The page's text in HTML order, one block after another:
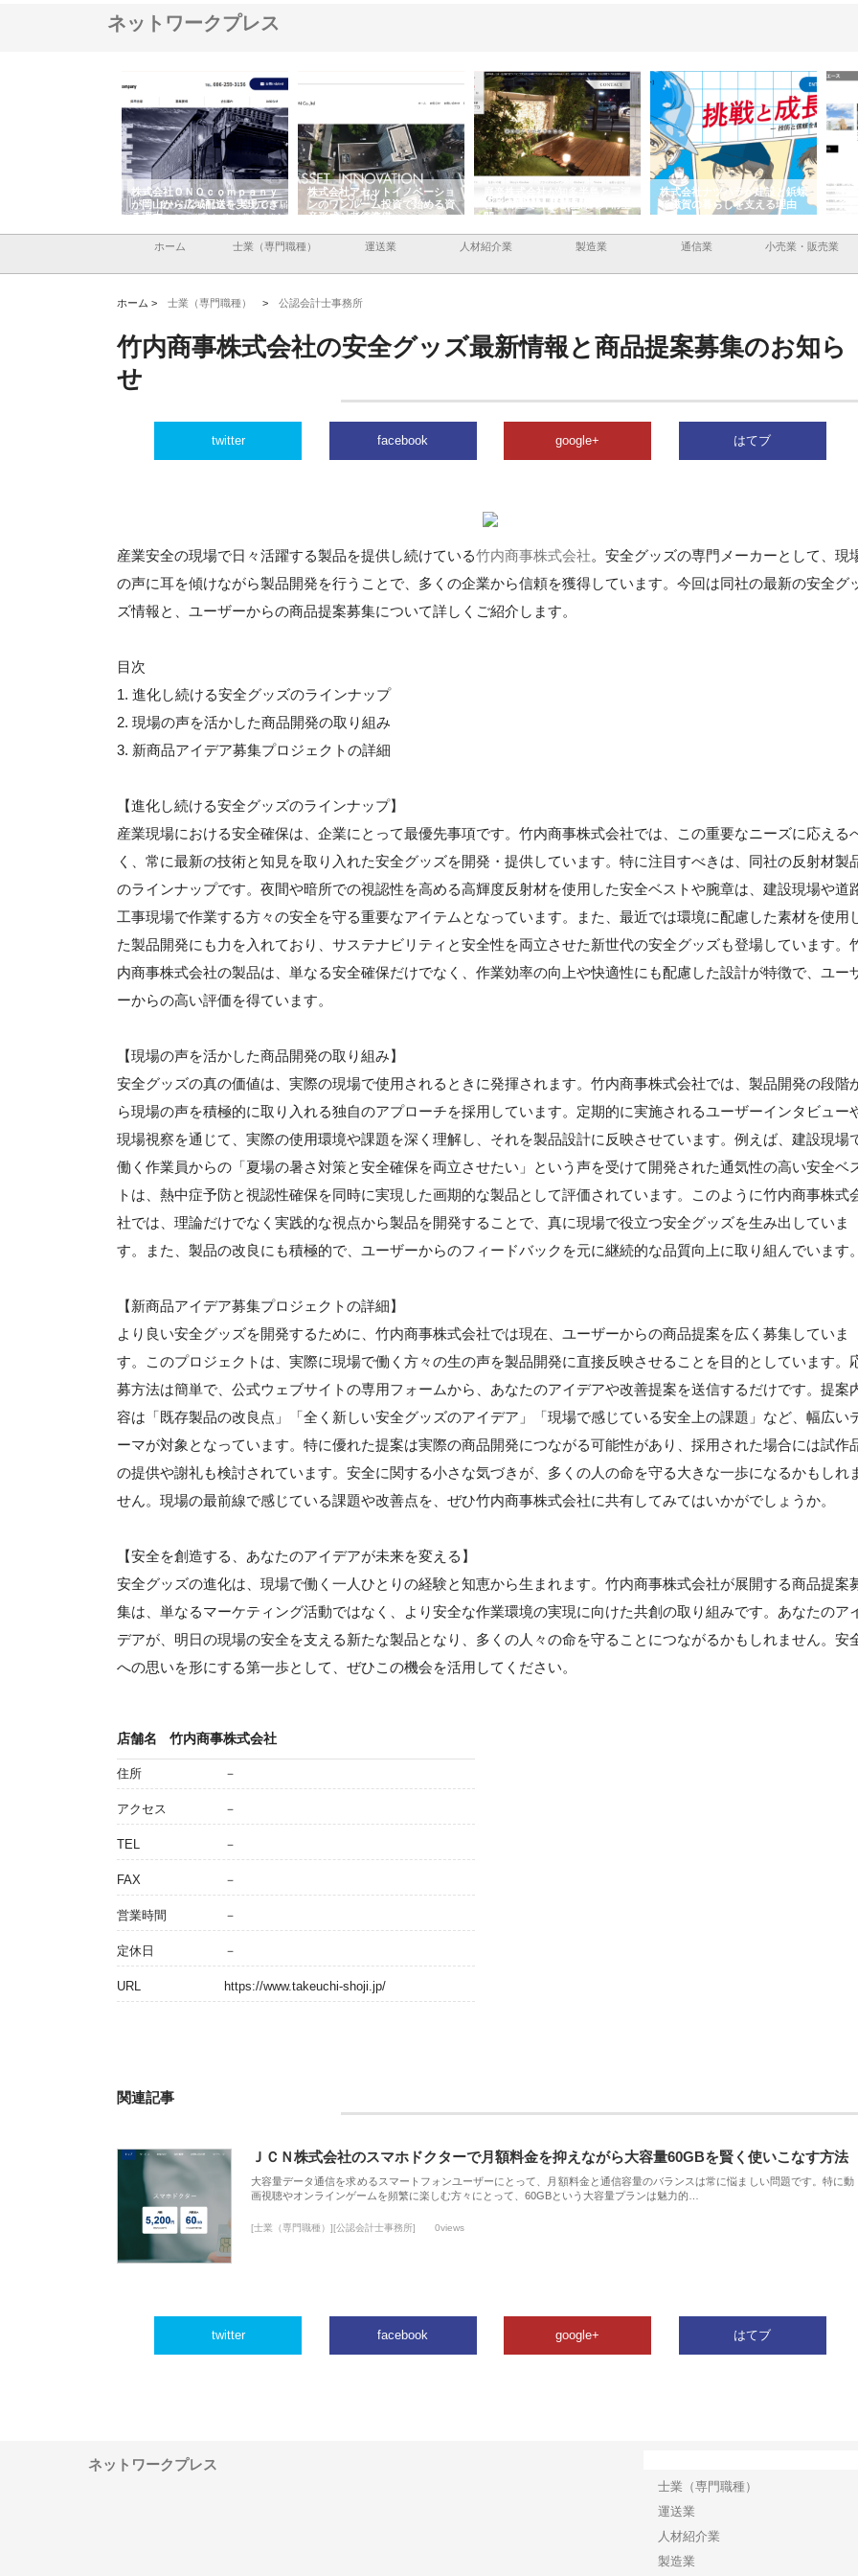
ネットワークプレス
株式会社ＯＮＯｃｏｍｐａｎｙ
が岡山から広域配送を実現でき
る理由
株式会社アセットイノベーショ
ンのワンルーム投資で始める資
産形成と老後準備
と名古屋で叶える理想の外構空
間
株式会社ナツハラが建設と鋲螺
で滋賀の暮らしを支える理由
イ
ホーム 士業（専門職種） 運送業 人材紹介業 製造業 通信業 小売業・販売業
ホーム > 士業（専門職種） > 公認会計士事務所
竹内商事株式会社の安全グッズ最新情報と商品提案募集のお知ら
せ
twitter facebook google+ はてブ
産業安全の現場で日々活躍する製品を提供し続けている竹内商事株式会社。安全グッズの専門メーカーとして、現
の声に耳を傾けながら製品開発を行うことで、多くの企業から信頼を獲得しています。今回は同社の最新の安全グ
ズ情報と、ユーザーからの商品提案募集について詳しくご紹介します。
目次
1. 進化し続ける安全グッズのラインナップ
2. 現場の声を活かした商品開発の取り組み
3. 新商品アイデア募集プロジェクトの詳細
【進化し続ける安全グッズのラインナップ】
産業現場における安全確保は、企業にとって最優先事項です。竹内商事株式会社では、この重要なニーズに応える
く、常に最新の技術と知見を取り入れた安全グッズを開発・提供しています。特に注目すべきは、同社の反射材製
のラインナップです。夜間や暗所での視認性を高める高輝度反射材を使用した安全ベストや腕章は、建設現場や道
工事現場で作業する方々の安全を守る重要なアイテムとなっています。また、最近では環境に配慮した素材を使用
た製品開発にも力を入れており、サステナビリティと安全性を両立させた新世代の安全グッズも登場しています。
内商事株式会社の製品は、単なる安全確保だけでなく、作業効率の向上や快適性にも配慮した設計が特徴で、ユー
ーからの高い評価を得ています。
【現場の声を活かした商品開発の取り組み】
安全グッズの真の価値は、実際の現場で使用されるときに発揮されます。竹内商事株式会社では、製品開発の段階
ら現場の声を積極的に取り入れる独自のアプローチを採用しています。定期的に実施されるユーザーインタビュー
現場視察を通じて、実際の使用環境や課題を深く理解し、それを製品設計に反映させています。例えば、建設現場
働く作業員からの「夏場の暑さ対策と安全確保を両立させたい」という声を受けて開発された通気性の高い安全ベ
トは、熱中症予防と視認性確保を同時に実現した画期的な製品として評価されています。このように竹内商事株式
社では、理論だけでなく実践的な視点から製品を開発することで、真に現場で役立つ安全グッズを生み出していま
す。また、製品の改良にも積極的で、ユーザーからのフィードバックを元に継続的な品質向上に取り組んでいます。
【新商品アイデア募集プロジェクトの詳細】
より良い安全グッズを開発するために、竹内商事株式会社では現在、ユーザーからの商品提案を広く募集していま
す。このプロジェクトは、実際に現場で働く方々の生の声を製品開発に直接反映させることを目的としています。
募方法は簡単で、公式ウェブサイトの専用フォームから、あなたのアイデアや改善提案を送信するだけです。提案
容は「既存製品の改良点」「全く新しい安全グッズのアイデア」「現場で感じている安全上の課題」など、幅広い
ーマが対象となっています。特に優れた提案は実際の商品開発につながる可能性があり、採用された場合には試作
の提供や謝礼も検討されています。安全に関する小さな気づきが、多くの人の命を守る大きな一歩になるかもしれ
せん。現場の最前線で感じている課題や改善点を、ぜひ竹内商事株式会社に共有してみてはいかがでしょうか。
【安全を創造する、あなたのアイデアが未来を変える】
安全グッズの進化は、現場で働く一人ひとりの経験と知恵から生まれます。竹内商事株式会社が展開する商品提案
集は、単なるマーケティング活動ではなく、より安全な作業環境の実現に向けた共創の取り組みです。あなたのア
デアが、明日の現場の安全を支える新たな製品となり、多くの人々の命を守ることにつながるかもしれません。安
への思いを形にする第一歩として、ぜひこの機会を活用してください。
店舗名 竹内商事株式会社
住所 －
アクセス －
TEL －
FAX －
営業時間 －
定休日 －
URL https://www.takeuchi-shoji.jp/
関連記事
ＪＣＮ株式会社のスマホドクターで月額料金を抑えながら大容量60GBを賢く使いこなす方法
大容量データ通信を求めるスマートフォンユーザーにとって、月額料金と通信容量のバランスは常に悩ましい問題です。特に動
画視聴やオンラインゲームを頻繁に楽しむ方々にとって、60GBという大容量プランは魅力的…
[士業（専門職種）][公認会計士事務所] 0views
twitter facebook google+ はてブ
ネットワークプレス
士業（専門職種）
運送業
人材紹介業
製造業